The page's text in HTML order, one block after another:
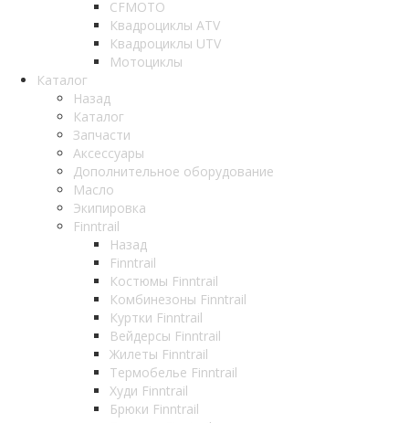
CFMOTO
Квадроциклы ATV
Квадроциклы UTV
Мотоциклы
Каталог
Назад
Каталог
Запчасти
Аксессуары
Дополнительное оборудование
Масло
Экипировка
Finntrail
Назад
Finntrail
Костюмы Finntrail
Комбинезоны Finntrail
Куртки Finntrail
Вейдерсы Finntrail
Жилеты Finntrail
Термобелье Finntrail
Худи Finntrail
Брюки Finntrail